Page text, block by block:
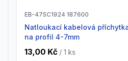
EB-47SC1924 187600
natloukací kabelová příchytka, kabel 19-24mm,
na profil 4-7mm
13,00 Kč / 1 ks